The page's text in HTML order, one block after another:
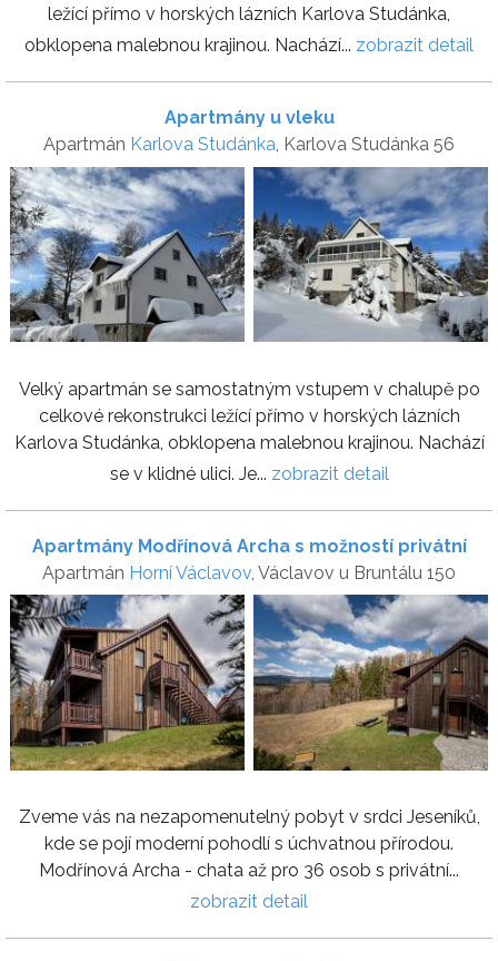
ležící přímo v horských lázních Karlova Studánka,
obklopena malebnou krajinou. Nachází... zobrazit detail
Apartmány u vleku
Apartmán Karlova Studánka, Karlova Studánka 56
Velký apartmán se samostatným vstupem v chalupě po
celkové rekonstrukci ležící přímo v horských lázních
Karlova Studánka, obklopena malebnou krajinou. Nachází
se v klidné ulici. Je... zobrazit detail
Apartmány Modřínová Archa s možností privátní
sauny
Apartmán Horní Václavov , Václavov u Bruntálu 150
Zveme vás na nezapomenutelný pobyt v srdci Jeseníků,
kde se pojí moderní pohodlí s úchvatnou přírodou.
Modřínová Archa - chata až pro 36 osob s privátní...
zobrazit detail